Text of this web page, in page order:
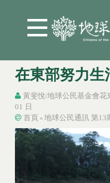
在東部努力生
黃斐悅/地球公民基金會花
01 日
您在這裡
首頁 » 地球公民通訊 第13
您在這裡